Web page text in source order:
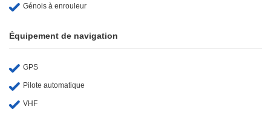
Génois à enrouleur
Équipement de navigation
GPS
Pilote automatique
VHF